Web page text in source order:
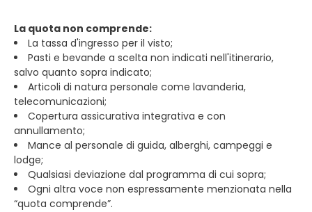
La quota non comprende:
La tassa d'ingresso per il visto;
Pasti e bevande a scelta non indicati nell'itinerario,
salvo quanto sopra indicato;
Articoli di natura personale come lavanderia,
telecomunicazioni;
Copertura assicurativa integrativa e con
annullamento;
Mance al personale di guida, alberghi, campeggi e
lodge;
Qualsiasi deviazione dal programma di cui sopra;
Ogni altra voce non espressamente menzionata nella
“quota comprende”.